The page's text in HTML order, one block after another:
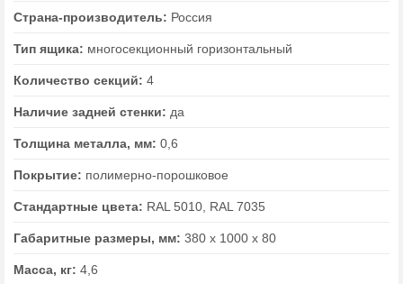
Страна-производитель: Россия
Тип ящика: многосекционный горизонтальный
Количество секций: 4
Наличие задней стенки: да
Толщина металла, мм: 0,6
Покрытие: полимерно-порошковое
Стандартные цвета: RAL 5010, RAL 7035
Габаритные размеры, мм: 380 х 1000 х 80
Масса, кг: 4,6